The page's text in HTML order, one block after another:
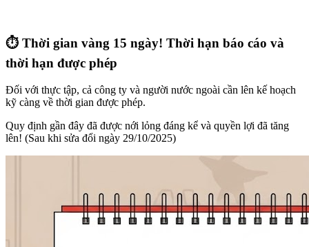
⏱️ Thời gian vàng 15 ngày! Thời hạn báo cáo và
thời hạn được phép
Đối với thực tập, cả công ty và người nước ngoài cần lên kế hoạch
kỹ càng về thời gian được phép.
Quy định gần đây đã được nới lỏng đáng kể và quyền lợi đã tăng
lên! (Sau khi sửa đổi ngày 29/10/2025)